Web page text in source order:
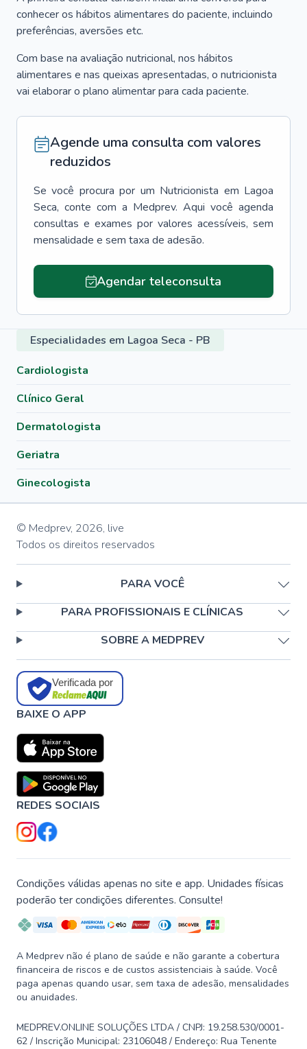
conhecer os hábitos alimentares do paciente, incluindo
preferências, aversões etc.
Com base na avaliação nutricional, nos hábitos
alimentares e nas queixas apresentadas, o nutricionista
vai elaborar o plano alimentar para cada paciente.
Agende uma consulta com valores
reduzidos
Se você procura por um Nutricionista em Lagoa
Seca, conte com a Medprev. Aqui você agenda
consultas e exames por valores acessíveis, sem
mensalidade e sem taxa de adesão.
Agendar teleconsulta
Especialidades em Lagoa Seca - PB
Cardiologista
Clínico Geral
Dermatologista
Geriatra
Ginecologista
© Medprev, 2026, live
Todos os direitos reservados
PARA VOCÊ
PARA PROFISSIONAIS E CLÍNICAS
SOBRE A MEDPREV
Verificada por
BAIXE O APP
REDES SOCIAIS
Condições válidas apenas no site e app. Unidades físicas
poderão ter condições diferentes. Consulte!
A Medprev não é plano de saúde e não garante a cobertura
financeira de riscos e de custos assistenciais à saúde. Você
paga apenas quando usar, sem taxa de adesão, mensalidades
ou anuidades.
MEDPREV.ONLINE SOLUÇÕES LTDA / CNPJ: 19.258.530/0001-
62 / Inscrição Municipal: 23106048 / Endereço: Rua Tenente